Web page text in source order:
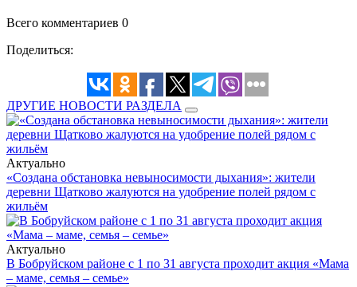
Всего комментариев 0
Поделиться:
ДРУГИЕ НОВОСТИ РАЗДЕЛА
Актуально
«Создана обстановка невыносимости дыхания»: жители
деревни Щатково жалуются на удобрение полей рядом с
жильём
Актуально
В Бобруйском районе с 1 по 31 августа проходит акция «Мама
– маме, семья – семье»